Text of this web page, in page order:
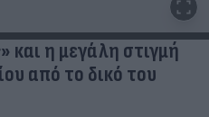
και η μεγάλη στιγμή
από το δικό του